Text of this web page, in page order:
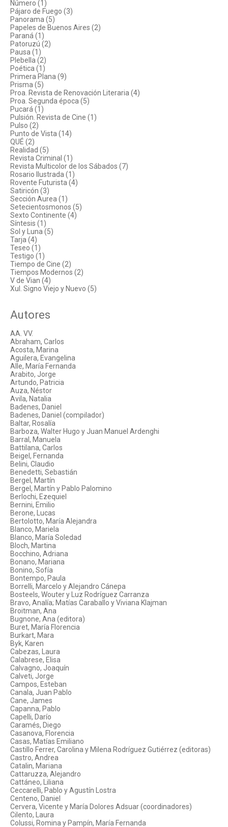
Número (1)
Pájaro de Fuego (3)
Panorama (5)
Papeles de Buenos Aires (2)
Paraná (1)
Patoruzú (2)
Pausa (1)
Plebella (2)
Poética (1)
Primera Plana (9)
Prisma (5)
Proa. Revista de Renovación Literaria (4)
Proa. Segunda época (5)
Pucará (1)
Pulsión. Revista de Cine (1)
Pulso (2)
Punto de Vista (14)
QUÉ (2)
Realidad (5)
Revista Criminal (1)
Revista Multicolor de los Sábados (7)
Rosario Ilustrada (1)
Rovente Futurista (4)
Satiricón (3)
Sección Aurea (1)
Setecientosmonos (5)
Sexto Continente (4)
Síntesis (1)
Sol y Luna (5)
Tarja (4)
Teseo (1)
Testigo (1)
Tiempo de Cine (2)
Tiempos Modernos (2)
V de Vian (4)
Xul. Signo Viejo y Nuevo (5)
Autores
AA. VV.
Abraham, Carlos
Acosta, Marina
Aguilera, Evangelina
Alle, María Fernanda
Arabito, Jorge
Artundo, Patricia
Auza, Néstor
Avila, Natalia
Badenes, Daniel
Badenes, Daniel (compilador)
Baltar, Rosalía
Barboza, Walter Hugo y Juan Manuel Ardenghi
Barral, Manuela
Battilana, Carlos
Beigel, Fernanda
Belini, Claudio
Benedetti, Sebastián
Bergel, Martín
Bergel, Martín y Pablo Palomino
Berlochi, Ezequiel
Bernini, Emilio
Berone, Lucas
Bertolotto, María Alejandra
Blanco, Mariela
Blanco, María Soledad
Bloch, Martina
Bocchino, Adriana
Bonano, Mariana
Bonino, Sofía
Bontempo, Paula
Borrelli, Marcelo y Alejandro Cánepa
Bosteels, Wouter y Luz Rodríguez Carranza
Bravo, Analía; Matías Caraballo y Viviana Klajman
Broitman, Ana
Bugnone, Ana (editora)
Buret, María Florencia
Burkart, Mara
Byk, Karen
Cabezas, Laura
Calabrese, Elisa
Calvagno, Joaquín
Calveti, Jorge
Campos, Esteban
Canala, Juan Pablo
Cane, James
Capanna, Pablo
Capelli, Darío
Caramés, Diego
Casanova, Florencia
Casas, Matías Emiliano
Castillo Ferrer, Carolina y Milena Rodríguez Gutiérrez (editoras)
Castro, Andrea
Catalin, Mariana
Cattaruzza, Alejandro
Cattáneo, Liliana
Ceccarelli, Pablo y Agustín Lostra
Centeno, Daniel
Cervera, Vicente y María Dolores Adsuar (coordinadores)
Cilento, Laura
Colussi, Romina y Pampín, María Fernanda